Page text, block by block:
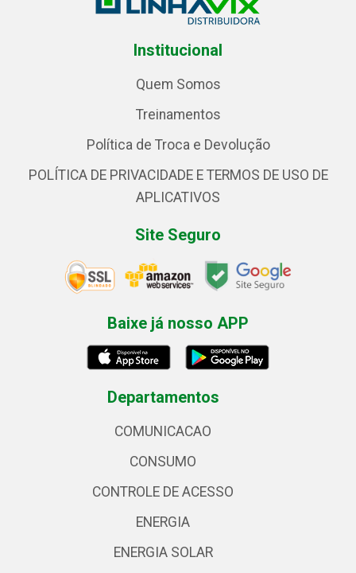
Institucional
Quem Somos
Treinamentos
Política de Troca e Devolução
POLÍTICA DE PRIVACIDADE E TERMOS DE USO DE
APLICATIVOS
Site Seguro
Baixe já nosso APP
Departamentos
COMUNICACAO
CONSUMO
CONTROLE DE ACESSO
ENERGIA
ENERGIA SOLAR